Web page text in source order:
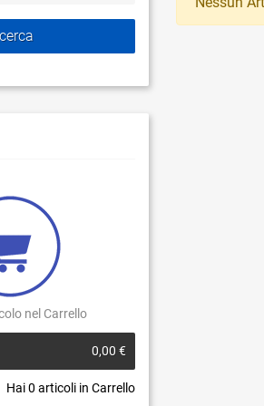
nel Carrello
Hai0 articoli in Carrello
0,00 €